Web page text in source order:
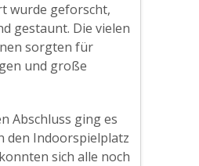
wurde geforscht,
gestaunt. Die vielen
sorgten für
und große
Abschluss ging es
den Indoorspielplatz
sich alle noch